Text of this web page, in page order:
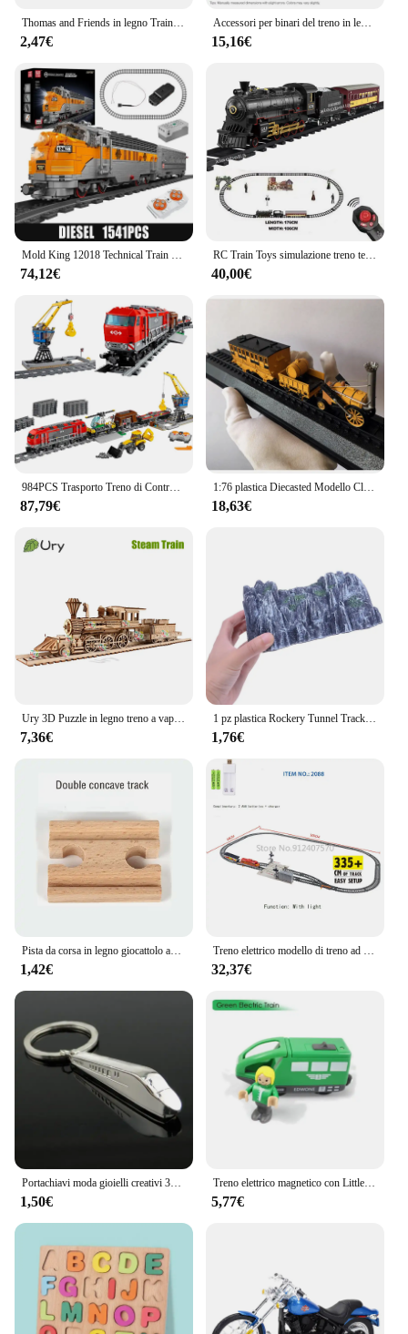
2,47€
Accessori per binari del treno in legno giocattoli ferrovia del treno compatibile con i treni in legno binari in legno ferrovia con tutte le marche di treni
15,16€
74,12€
RC Train Toys simulazione treno telecomando Retro Steam Electric Stepless Speed Control Remote Smoking Train giocattoli per bambini
40,00€
87,79€
1:76 plastica Diecasted Modello Classico Vecchio stile Treno A Vapore Tram Locomotiva Diesel Razzo Numero Collection Display
18,63€
Ury 3D Puzzle in legno treno a vapore retrò con pista ponte ferroviario assemblaggio fatto a mano modello di camion giocattoli fai da te decorazione regalo per bambini
7,36€
1 pz plastica Rockery Tunnel Track Train Slot 1:87 modello in scala treno giocattolo ferrovia Cave Tunnel sabbia tavolo modello accessori ferroviari
1,76€
Pista da corsa in legno giocattolo accessori ferroviari Multi Bulk Straight Bridge Train Set Slot Toys espansione attività educative per bambini
1,42€
Treno elettrico modello di treno ad alta velocità binario ferroviario Harmony Rail auto giocattolo assemblare Set fai da te bambini regalo di natale giocattolo per ragazzo
32,37€
Portachiavi moda gioielli creativi 3D solido treno a forma di portachiavi portachiavi catene ragazzo amici regali portachiavi di alta qualità S025
1,50€
Treno elettrico magnetico con Little Doll Diecast Slot Toy Railway Wood Track locomotiva compatibile treno ferroviario elettrico per bambini
5,77€